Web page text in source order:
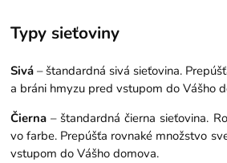
Typy sieťoviny
Sivá – štandardná sivá sieťovina.
a bráni hmyzu pred vstupom do Vášho
Čierna – štandardná čierna sieťovina.
vo farbe. Prepúšťa rovnaké množstvo
vstupom do Vášho domova.